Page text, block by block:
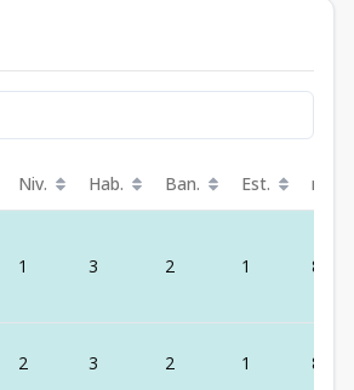
Niv. Hab. Ban. Est. m²
1 3 2 1 84.93
2 3 2 1 86.23